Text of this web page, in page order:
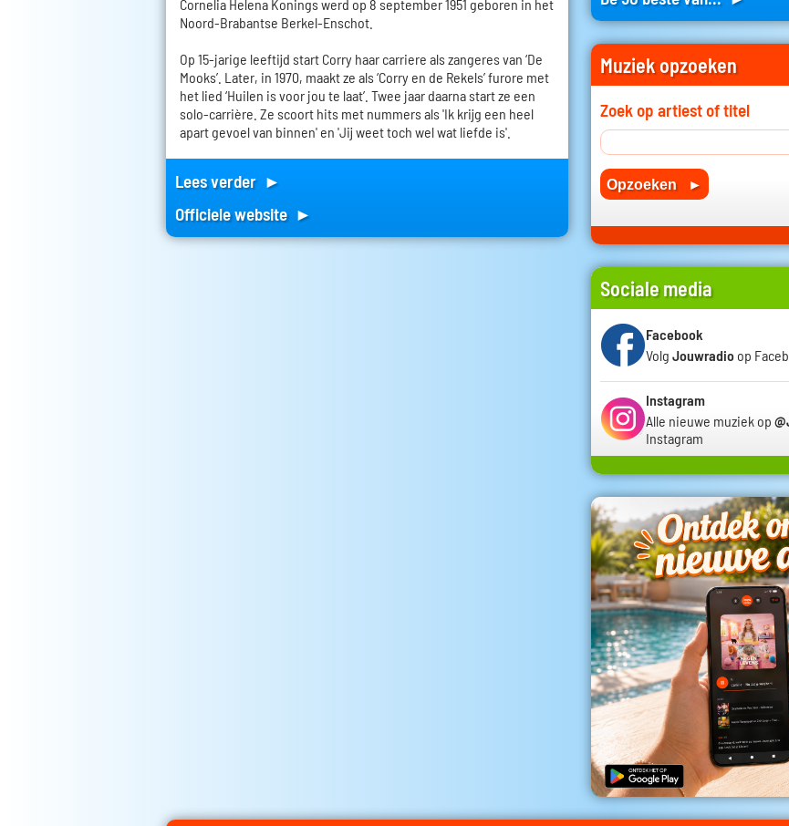
Cornelia Helena Konings werd op 8 september 1951 geboren in het
Noord-Brabantse Berkel-Enschot.
Op 15-jarige leeftijd start Corry haar carriere als zangeres van ‘De
Mooks’. Later, in 1970, maakt ze als ‘Corry en de Rekels’ furore met
het lied ‘Huilen is voor jou te laat’. Twee jaar daarna start ze een
solo-carrière. Ze scoort hits met nummers als 'Ik krijg een heel
apart gevoel van binnen' en 'Jij weet toch wel wat liefde is'.
Lees verder ►
Officiele website ►
Muziek opzoeken
Zoek op artiest of titel
Sociale media
Facebook
Volg Jouwradio op
Instagram
Alle nieuwe muziek op
Instagram